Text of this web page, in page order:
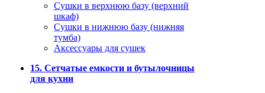
Сушки в верхнюю базу (верхний
шкаф)
Сушки в нижнюю базу (нижняя
тумба)
Аксессуары для сушек
15. Сетчатые емкости и бутылочницы
для кухни